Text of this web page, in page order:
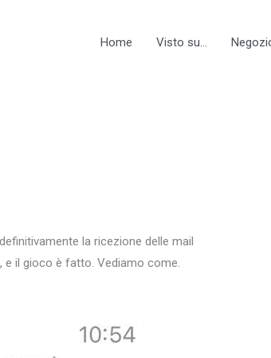
Home Visto su…
la ricezione delle mail
e il gioco è fatto. Vediamo come.